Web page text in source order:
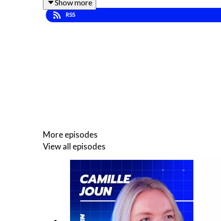
📺 Épisode complet sur YouTube et en podcast à
Show more
RSS
More episodes
View all episodes